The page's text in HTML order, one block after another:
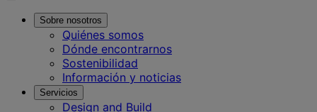
Sobre nosotros
Quiénes somos
Dónde encontrarnos
Sostenibilidad
Información y noticias
Servicios
Design and Build